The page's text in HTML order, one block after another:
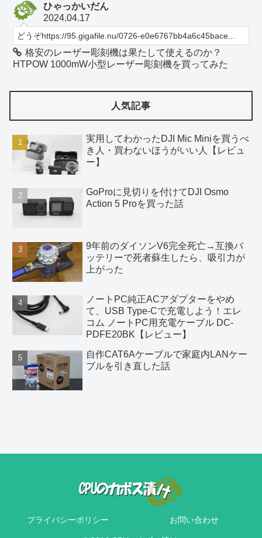
ひゃっかいだん
2024.04.17
どうぞhttps://95.gigafile.nu/0726-e0e6767bb4a6c45bace...
格安のレーザー彫刻機は果たして使えるのか？
HTPOW 1000mW小型レーザー彫刻機を買ってみた
人気記事
実用してわかったDJI Mic Miniを買うべ
き人・買わないほうがいい人【レビュ
ー】
GoProに見切りを付けてDJI Osmo
Action 5 Proを買った話
9年前のダイソンV6完全死亡→互換バ
ッテリーで死者蘇生したら、吸引力が
上がった
ノートPC純正ACアダプターをやめ
て、USB Type-Cで充電しよう！エレ
コム ノートPC用充電ケーブル DC-
PDFE20BK【レビュー】
自作CAT6Aケーブルで家庭内LANケー
ブルを引き直した話
プライバシーポリシー お問い合わせ